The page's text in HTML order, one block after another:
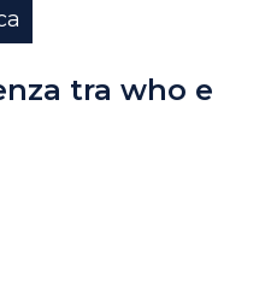
tra who e